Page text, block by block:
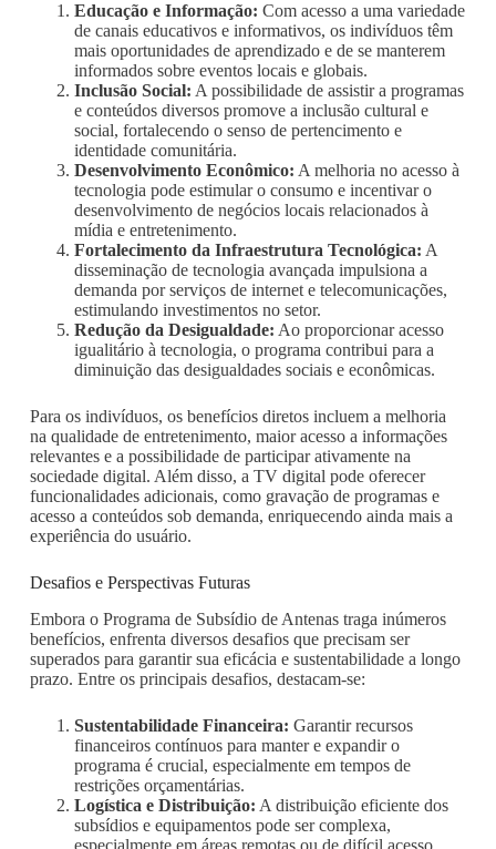
Educação e Informação: Com acesso a uma variedade
de canais educativos e informativos, os indivíduos têm
mais oportunidades de aprendizado e de se manterem
informados sobre eventos locais e globais.
Inclusão Social: A possibilidade de assistir a programas
e conteúdos diversos promove a inclusão cultural e
social, fortalecendo o senso de pertencimento e
identidade comunitária.
Desenvolvimento Econômico: A melhoria no acesso à
tecnologia pode estimular o consumo e incentivar o
desenvolvimento de negócios locais relacionados à
mídia e entretenimento.
Fortalecimento da Infraestrutura Tecnológica: A
disseminação de tecnologia avançada impulsiona a
demanda por serviços de internet e telecomunicações,
estimulando investimentos no setor.
Redução da Desigualdade: Ao proporcionar acesso
igualitário à tecnologia, o programa contribui para a
diminuição das desigualdades sociais e econômicas.
Para os indivíduos, os benefícios diretos incluem a melhoria
na qualidade de entretenimento, maior acesso a informações
relevantes e a possibilidade de participar ativamente na
sociedade digital. Além disso, a TV digital pode oferecer
funcionalidades adicionais, como gravação de programas e
acesso a conteúdos sob demanda, enriquecendo ainda mais a
experiência do usuário.
Desafios e Perspectivas Futuras
Embora o Programa de Subsídio de Antenas traga inúmeros
benefícios, enfrenta diversos desafios que precisam ser
superados para garantir sua eficácia e sustentabilidade a longo
prazo. Entre os principais desafios, destacam-se:
Sustentabilidade Financeira: Garantir recursos
financeiros contínuos para manter e expandir o
programa é crucial, especialmente em tempos de
restrições orçamentárias.
Logística e Distribuição: A distribuição eficiente dos
subsídios e equipamentos pode ser complexa,
especialmente em áreas remotas ou de difícil acesso.